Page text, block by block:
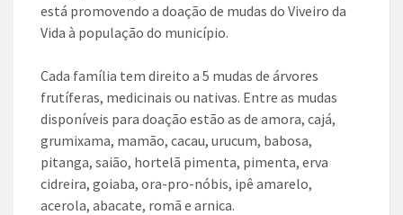
está promovendo a doação de mudas do Viveiro da
Vida à população do município.
Cada família tem direito a 5 mudas de árvores
frutíferas, medicinais ou nativas. Entre as mudas
disponíveis para doação estão as de amora, cajá,
grumixama, mamão, cacau, urucum, babosa,
pitanga, saião, hortelã pimenta, pimenta, erva
cidreira, goiaba, ora-pro-nóbis, ipê amarelo,
acerola, abacate, romã e arnica.